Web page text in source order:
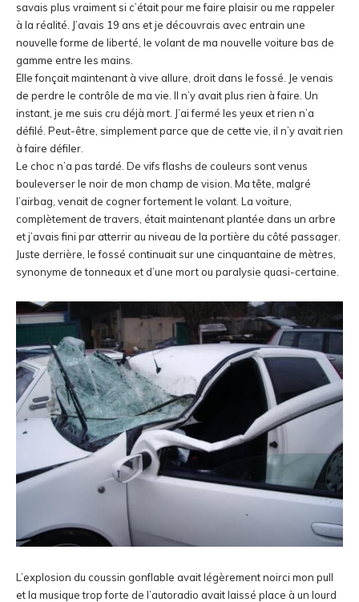
savais plus vraiment si c’était pour me faire plaisir ou me rappeler
à la réalité. J’avais 19 ans et je découvrais avec entrain une
nouvelle forme de liberté, le volant de ma nouvelle voiture bas de
gamme entre les mains.
Elle fonçait maintenant à vive allure, droit dans le fossé. Je venais
de perdre le contrôle de ma vie. Il n’y avait plus rien à faire. Un
instant, je me suis cru déjà mort. J’ai fermé les yeux et rien n’a
défilé. Peut-être, simplement parce que de cette vie, il n’y avait rien
à faire défiler.
Le choc n’a pas tardé. De vifs flashs de couleurs sont venus
bouleverser le noir de mon champ de vision. Ma tête, malgré
l’airbag, venait de cogner fortement le volant. La voiture,
complètement de travers, était maintenant plantée dans un arbre
et j’avais fini par atterrir au niveau de la portière du côté passager.
Juste derrière, le fossé continuait sur une cinquantaine de mètres,
synonyme de tonneaux et d’une mort ou paralysie quasi-certaine.
L’explosion du coussin gonflable avait légèrement noirci mon pull
et la musique trop forte de l’autoradio avait laissé place à un lourd